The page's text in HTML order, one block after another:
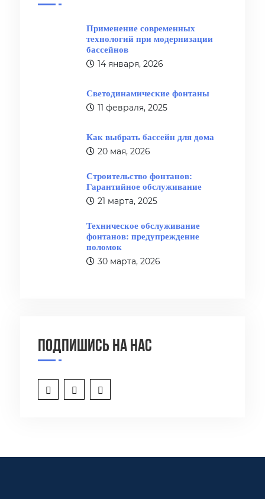
Применение современных
технологий при модернизации
бассейнов
14 января, 2026
Светодинамические фонтаны
11 февраля, 2025
Как выбрать бассейн для дома
20 мая, 2026
Строительство фонтанов:
Гарантийное обслуживание
21 марта, 2025
Техническое обслуживание
фонтанов: предупреждение
поломок
30 марта, 2026
Подпишись на нас